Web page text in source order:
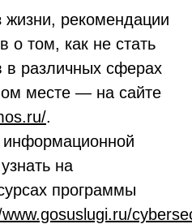
жизни, рекомендации
о том, как не стать
различных сферах
месте — на сайте
.
на
программы